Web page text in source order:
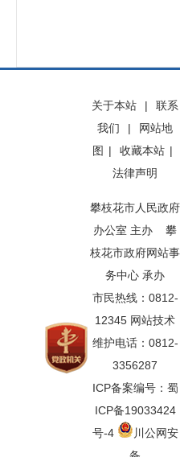
关于本站 |
联系
我们
|
网站地
图 | 收藏本站 |
法律声明
攀枝花市人民政府
办公室 主办 攀
枝花市政府网站事
务中心 承办
市民热线：0812-
12345 网站技术
维护电话：0812-
3356287
ICP备案编号：蜀
ICP备19033424
号-4
川公网安